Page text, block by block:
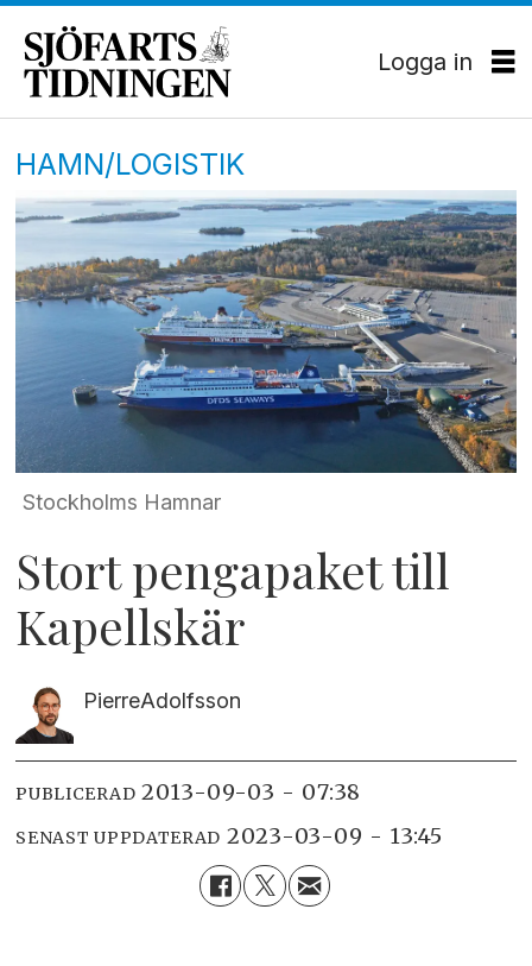
Logga in
HAMN/LOGISTIK
Stockholms Hamnar
Stort pengapaket till
Kapellskär
PierreAdolfsson
PUBLICERAD 2013-09-03 - 07:38
SENAST UPPDATERAD 2023-03-09 - 13:45